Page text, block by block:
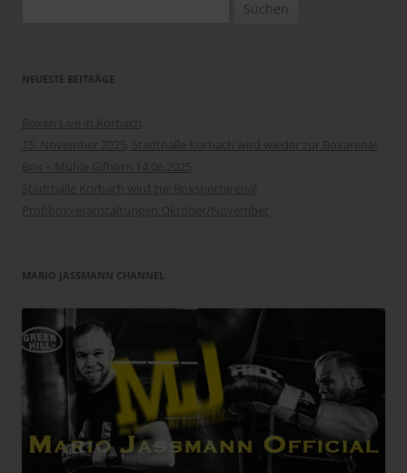
NEUESTE BEITRÄGE
MARIO JASSMANN CHANNEL